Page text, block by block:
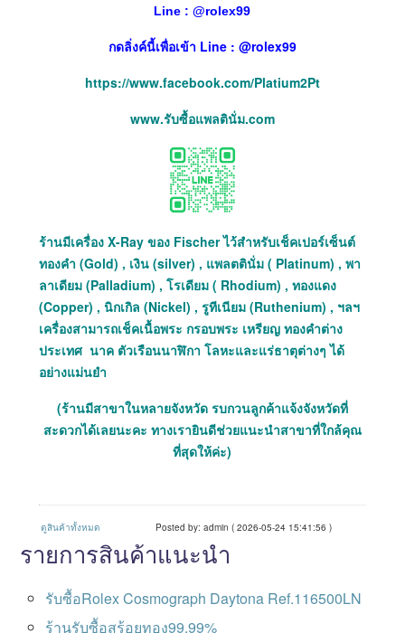
Line : @rolex99
กดลิ่งค์นี้เพื่อเข้า Line : @rolex99
https://www.facebook.com/Platium2Pt
www.รับซื้อแพลตินั่ม.com
ร้านมีเครื่อง X-Ray ของ Fischer ไว้สำหรับเช็คเปอร์เซ็นต์
ทองคำ (Gold) , เงิน (silver) , แพลตตินั่ม ( Platinum) , พา
ลาเดียม (Palladium) , โรเดียม ( Rhodium) , ทองแดง
(Copper) , นิกเกิล (Nickel) , รูทีเนียม (Ruthenium) , ฯลฯ
เครื่องสามารถเช็คเนื้อพระ กรอบพระ เหรียญ ทองคำต่าง
ประเทศ นาค ตัวเรือนนาฬิกา โลหะและแร่ธาตุต่างๆ ได้
อย่างแม่นยำ
(ร้านมีสาขาในหลายจังหวัด รบกวนลูกค้าแจ้งจังหวัดที่
สะดวกได้เลยนะคะ ทางเรายินดีช่วยแนะนำสาขาที่ใกล้คุณ
ที่สุดให้ค่ะ)
ดูสินค้าทั้งหมด Posted by: admin ( 2026-05-24 15:41:56 )
รายการสินค้าแนะนำ
รับซื้อRolex Cosmograph Daytona Ref.116500LN
ร้านรับซื้อสร้อยทอง99.99%